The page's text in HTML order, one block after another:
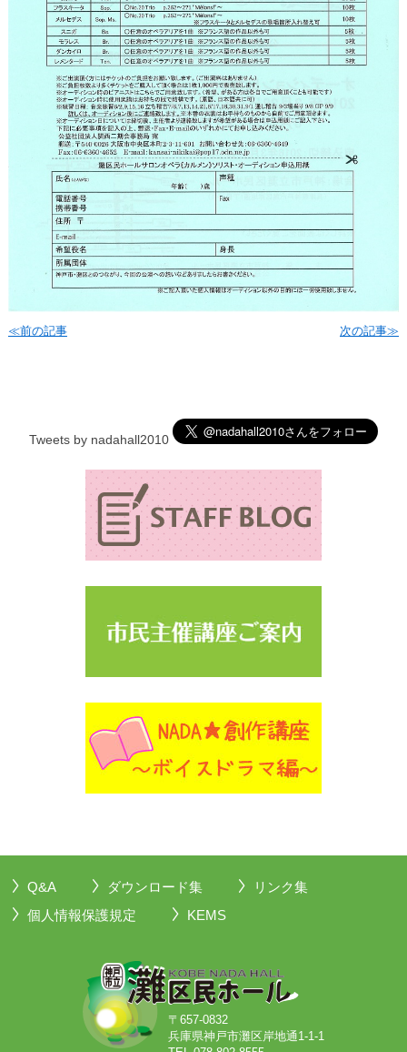
≪前の記事 次の記事≫
Tweets by nadahall2010
Q&A ダウンロード集
リンク集
個人情報保護規定
KEMS
〒657-0832
兵庫県神戸市灘区岸地通1-1-1